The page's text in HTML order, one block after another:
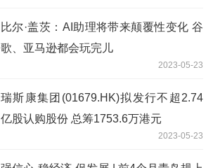
比尔·盖茨：AI助理将带来颠覆性变化 谷
歌、亚马逊都会玩完儿
2023-05-23
瑞斯康集团(01679.HK)拟发行不超2.74
亿股认购股份 总筹1753.6万港元
2023-05-23